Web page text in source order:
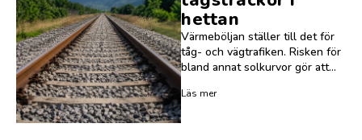
hettan
Värmeböljan ställer till det för
tåg- och vägtrafiken. Risken för
bland annat solkurvor gör att...
Läs mer